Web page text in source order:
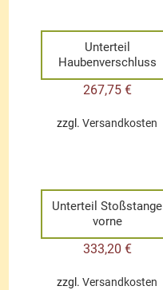
Unterteil
Haubenverschluss
267,75 €
zzgl.Versandkosten
Unterteil Stoßstange
vorne
333,20 €
zzgl.Versandkosten